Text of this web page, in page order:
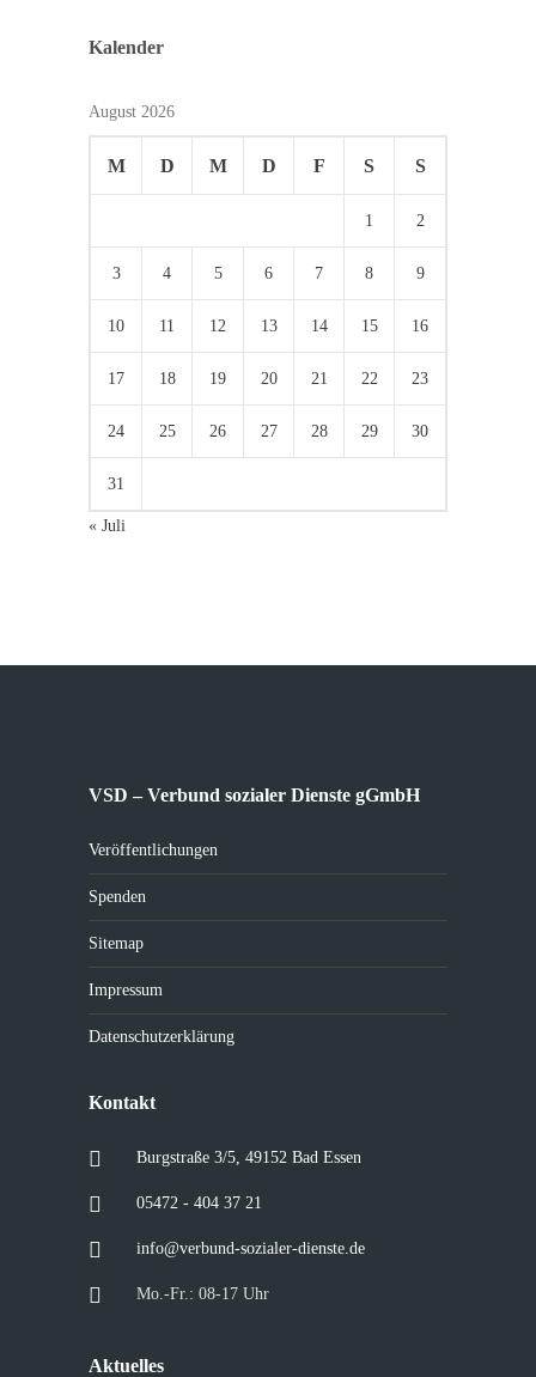
Kalender
August 2026
M D M D F S S
1 2
3 4 5 6 7 8 9
10 11 12 13 14 15 16
17 18 19 20 21 22 23
24 25 26 27 28 29 30
31
« Juli
VSD – Verbund sozialer Dienste gGmbH
Veröffentlichungen
Spenden
Sitemap
Impressum
Datenschutzerklärung
Kontakt
Burgstraße 3/5, 49152 Bad Essen
05472 - 404 37 21
info@verbund-sozialer-dienste.de
Mo.-Fr.: 08-17 Uhr
Aktuelles